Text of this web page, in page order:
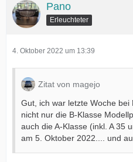
Pano
Erleuchteter
4. Oktober 2022 um 13:39
Zitat von magejo
Gut, ich war letzte Woche
nicht nur die B-Klasse
auch die A-Klasse (inkl. A 35
am 5. Oktober 2022.... und